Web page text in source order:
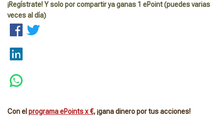
¡Regístrate! Y solo por compartir ya ganas 1 ePoint (puedes varias
veces al día)
Con elprograma ePoints x €, ¡gana dinero por tus acciones!